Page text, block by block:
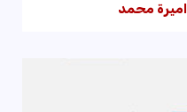
اميرة محمد